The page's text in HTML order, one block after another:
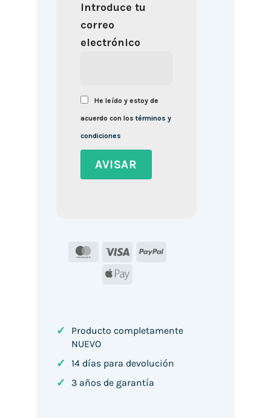
Introduce tu
correo
electrónico
He leído y estoy de
acuerdo con lostérminos y
condiciones
MasterCard
Visa
PayPal
Apple
✓
Producto completamente
NUEVO
✓ 14 días para devolución
✓ 3 años de garantía